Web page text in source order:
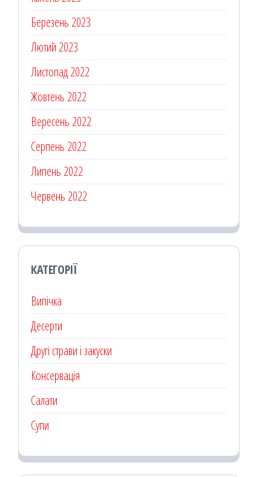
Березень 2023
Лютий 2023
Листопад 2022
Жовтень 2022
Вересень 2022
Серпень 2022
Липень 2022
Червень 2022
КАТЕГОРІЇ
Випічка
Десерти
Другі страви і закуски
Консервація
Салати
Супи